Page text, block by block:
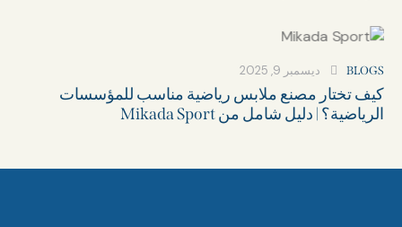
BLOGS ديسمبر 9, 2025
كيف تختار مصنع ملابس رياضية مناسب للمؤسسات
الرياضية؟ | دليل شامل من Mikada Sport